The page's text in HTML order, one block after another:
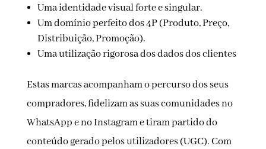
Uma identidade visual forte e singular.
Um domínio perfeito dos 4P (Produto, Preço,
Distribuição, Promoção).
Uma utilização rigorosa dos dados dos clientes
Estas marcas acompanham o percurso dos seus
compradores, fidelizam as suas comunidades no
WhatsApp e no Instagram e tiram partido do
conteúdo gerado pelos utilizadores (UGC). Com